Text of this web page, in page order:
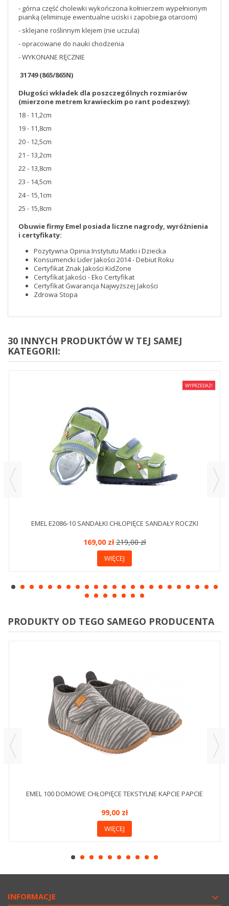
- górna część cholewki wykończona kołnierzem wypełnionym
pianką (eliminuje ewentualne uciski i zapobiega otarciom)
- sklejane roślinnym klejem (nie uczula)
- opracowane do nauki chodzenia
- WYKONANE RĘCZNIE
31749 (865/865N)
Długości wkładek dla poszczególnych rozmiarów
(mierzone metrem krawieckim po rant podeszwy):
18 - 11,2cm
19 - 11,8cm
20 - 12,5cm
21 - 13,2cm
22 - 13,8cm
23 - 14,5cm
24 - 15,1cm
25 - 15,8cm
Obuwie firmy Emel posiada liczne nagrody, wyróżnienia
i certyfikaty:
Pozytywna Opinia Instytutu Matki i Dziecka
Konsumencki Lider Jakości 2014 - Debiut Roku
Certyfikat Znak Jakości KidZone
Certyfikat Jakości - Eko Certyfikat
Certyfikat Gwarancja Najwyższej Jakości
Zdrowa Stopa
30 INNYCH PRODUKTÓW W TEJ SAMEJ
KATEGORII:
WYPRZEDAŻ!
EMEL E2086-10 SANDAŁKI CHŁOPIĘCE SANDAŁY ROCZKI
169,00 zł219,00 zł
WIĘCEJ
PRODUKTY OD TEGO SAMEGO PRODUCENTA
EMEL 100 DOMOWE CHŁOPIĘCE TEKSTYLNE KAPCIE PAPCIE
99,00 zł
WIĘCEJ
INFORMACJE